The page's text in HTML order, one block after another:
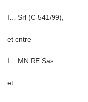
I… Srl (C-541/99),
et entre
I… MN RE Sas
et